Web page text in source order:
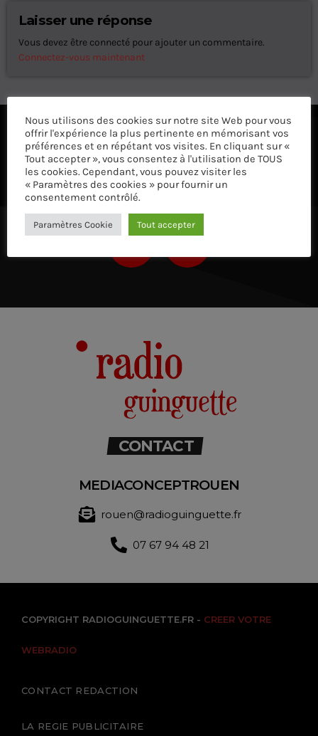
Laisser une réponse
Vous devez être connecté pour ajouter un commentaire.
Connectez-vous maintenant
ÉCOUTEZ AVEC VOTRE APP ET SUR LE
CONTACT
MEDIACONCEPTROUEN
rouen@radioguinguette.fr
07 67 94 48 21
COPYRIGHT RADIOGUINGUETTE.FR - CREER VOTRE
WEBRADIO
CONTACT REDACTION
LA REGIE PUBLICITAIRE
Nous utilisons des cookies sur notre site Web pour vous
offrir l'expérience la plus pertinente en mémorisant vos
préférences et en répétant vos visites. En cliquant sur «
Tout accepter », vous consentez à l'utilisation de TOUS
les cookies. Cependant, vous pouvez visiter les
« Paramètres des cookies » pour fournir un
consentement contrôlé.
Paramètres Cookie Tout accepter